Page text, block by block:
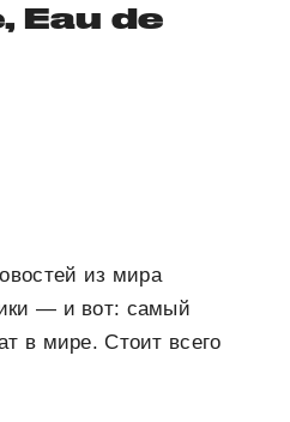
Eau de
из мира
— и вот: самый
в мире. Стоит всего